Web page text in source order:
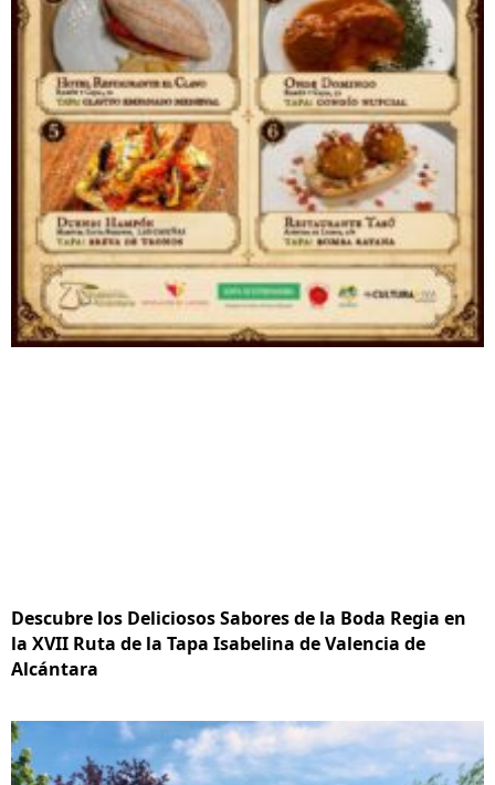
Descubre los Deliciosos Sabores de la Boda Regia en
la XVII Ruta de la Tapa Isabelina de Valencia de
Alcántara